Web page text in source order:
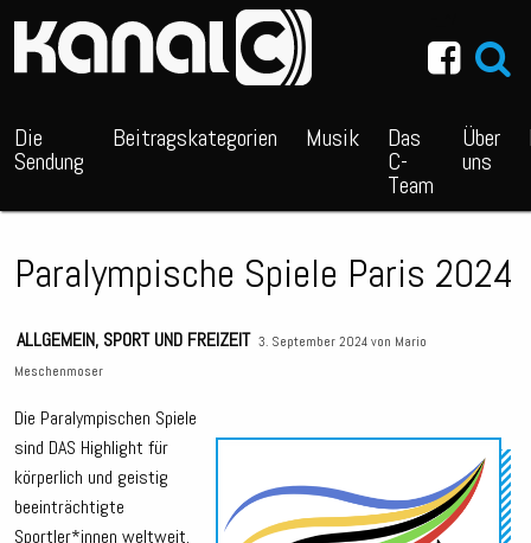
Die
Sendung
Beitragskategorien Musik Das
C-
Team
Über
uns
Paralympische Spiele Paris 2024
ALLGEMEIN, SPORT UND FREIZEIT 3. September 2024 von Mario
Meschenmoser
Die Paralympischen Spiele
sind DAS Highlight für
körperlich und geistig
beeinträchtigte
Sportler*innen weltweit.